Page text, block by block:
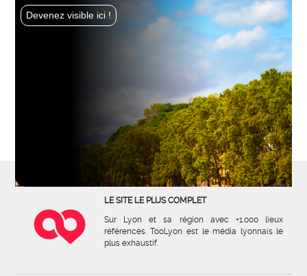
Devenez visible ici !
LE SITE LE PLUS COMPLET
Sur Lyon et sa région avec +1.000 lieux
référencés. TooLyon est le média lyonnais le
plus exhaustif.